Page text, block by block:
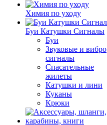
Химия по уходу
Буи Катушки Сигналы
Буи
Звуковые и вибро
сигналы
Спасательные
жилеты
Катушки и лини
Куканы
Крюки